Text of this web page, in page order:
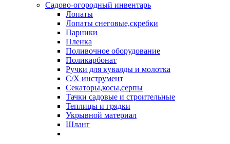
Садово-огородный инвентарь
Лопаты
Лопаты снеговые,скребки
Парники
Пленка
Поливочное оборудование
Поликарбонат
Ручки для кувалды и молотка
С/Х инструмент
Секаторы,косы,серпы
Тачки садовые и строительные
Теплицы и грядки
Укрывной материал
Шланг